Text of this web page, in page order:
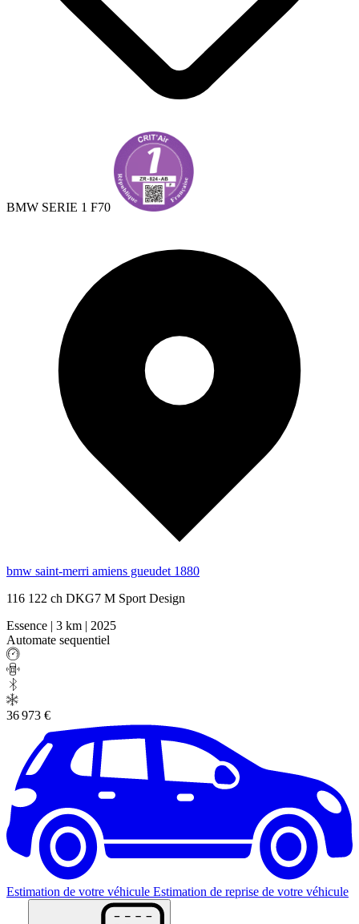
BMW SERIE 1 F70
bmw saint-merri amiens gueudet 1880
116 122 ch DKG7 M Sport Design
Essence | 3 km | 2025
Automate sequentiel
36 973 €
Estimation de votre véhicule Estimation de reprise de votre véhicule